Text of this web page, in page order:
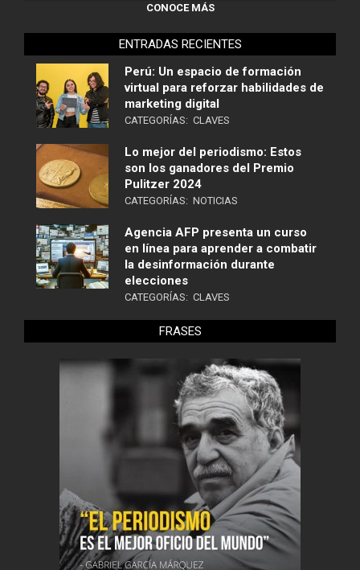
CONOCE MÁS
ENTRADAS RECIENTES
Perú: Un espacio de formación
virtual para reforzar habilidades de
marketing digital
CATEGORÍAS: CLAVES
Lo mejor del periodismo: Estos
son los ganadores del Premio
Pulitzer 2024
CATEGORÍAS: NOTICIAS
Agencia AFP presenta un curso
en línea para aprender a combatir
la desinformación durante
elecciones
CATEGORÍAS: CLAVES
FRASES